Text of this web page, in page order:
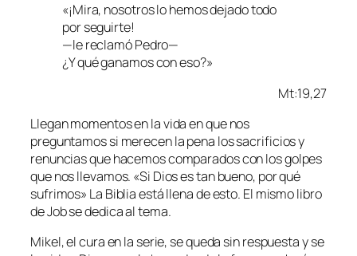
«¡Mira, nosotros lo hemos dejado todo
por seguirte!
—le reclamó Pedro—
¿Y qué ganamos con eso?»
Mt:19,27
Llegan momentos en la vida en que nos
preguntamos si merecen la pena los sacrificios y
renuncias que hacemos comparados con los golpes
que nos llevamos. «Si Dios es tan bueno, por qué
sufrimos» La Biblia está llena de esto. El mismo libro
de Job se dedica al tema.
Mikel, el cura en la serie, se queda sin respuesta y se